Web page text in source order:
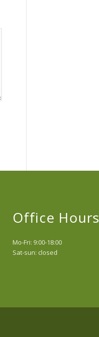
Office Hours
Mo-Fri: 9:00-18:00
Sat-sun: closed